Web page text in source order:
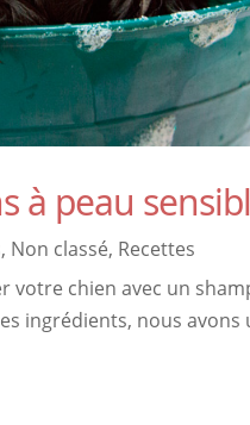
à peau
, Non classé, Recettes
votre chien avec un
ingrédients, nous avons